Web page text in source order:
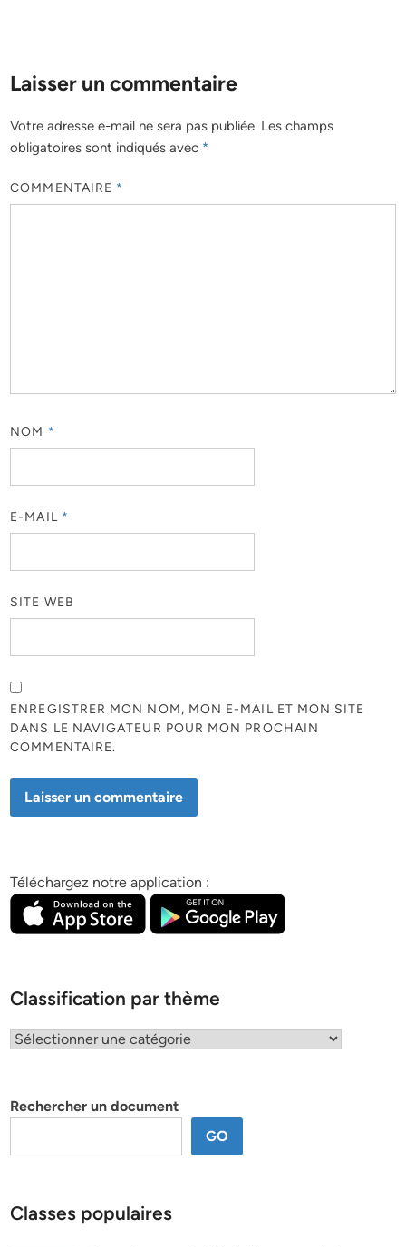
Laisser un commentaire
Votre adresse e-mail ne sera pas publiée. Les champs
obligatoires sont indiqués avec *
COMMENTAIRE *
NOM *
E-MAIL *
SITE WEB
ENREGISTRER MON NOM, MON E-MAIL ET MON SITE
DANS LE NAVIGATEUR POUR MON PROCHAIN
COMMENTAIRE.
Téléchargez notre application :
Classification par thème
Classification
Rechercher un document
GO
Classes populaires